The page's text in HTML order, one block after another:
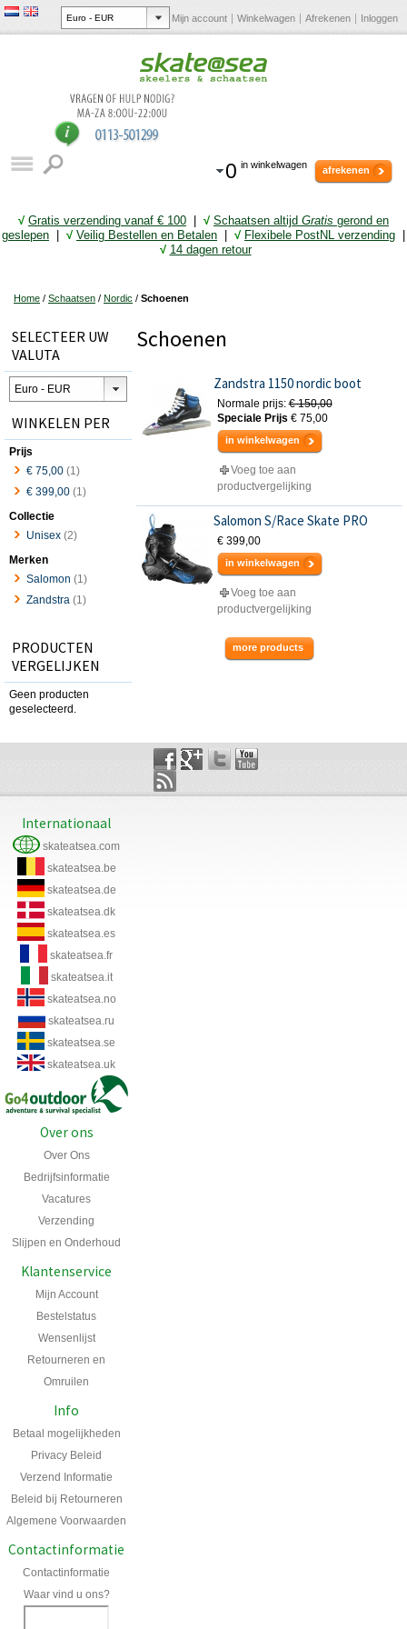
Mijn account Winkelwagen Afrekenen Inloggen
0 in winkelwagen afrekenen
√ Gratis verzending vanaf € 100 √ Schaatsen altijd Gratis gerond en
geslepen
√ Veilig Bestellen en Betalen √ Flexibele PostNL verzending
√ 14 dagen retour
Home / Schaatsen / Nordic / Schoenen
Schoenen
Zandstra 1150 nordic boot
Normale prijs: € 150,00
Speciale Prijs € 75,00
in winkelwagen
Voeg toe aan
productvergelijking
Salomon S/Race Skate PRO
€ 399,00
in winkelwagen
Voeg toe aan
productvergelijking
more products
SELECTEER UW
VALUTA
WINKELEN PER
Prijs
€ 75,00 (1)
€ 399,00 (1)
Collectie
Unisex (2)
Merken
Salomon (1)
Zandstra (1)
PRODUCTEN
VERGELIJKEN
Geen producten
geselecteerd.
Internationaal
skateatsea.com
skateatsea.be
skateatsea.de
skateatsea.dk
skateatsea.es
skateatsea.fr
skateatsea.it
skateatsea.no
skateatsea.ru
skateatsea.se
skateatsea.uk
Over ons
Over Ons
Bedrijfsinformatie
Vacatures
Verzending
Slijpen en Onderhoud
Klantenservice
Mijn Account
Bestelstatus
Wensenlijst
Retourneren en
Omruilen
Info
Betaal mogelijkheden
Privacy Beleid
Verzend Informatie
Beleid bij Retourneren
Algemene Voorwaarden
Contactinformatie
Contactinformatie
Waar vind u ons?